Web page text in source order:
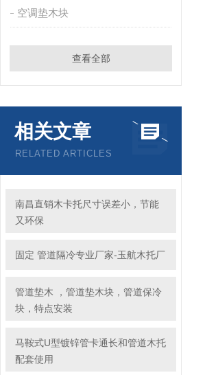
空调垫木块
查看全部
相关文章
RELATED ARTICLES
南昌直销木卡托尺寸误差小，节能
又环保
固定 管道隔冷专业厂家-玉航木托厂
管道垫木 ，管道垫木块，管道保冷
块，特点安装
马鞍式U型镀锌管卡通长和管道木托
配套使用